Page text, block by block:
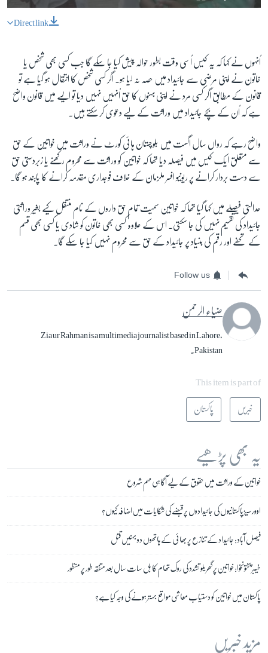
Direct link
اُنہوں نے کہا کہ یہ کیس اُسی وقت بطور حوالہ پیش کیا جا سکے گا جب کسی بھی شخص یا
خاتون نے اپنی مرضی سے جائیداد میں حصہ نہ لیا ہو۔ اگر کسی شخص کا انتقال ہو گیا ہے تو
قانون کے مطابق اگر کسی مرد نے اپنی بہنوں کا حق اُنہیں نہیں دیا تو ایسے میں قانون واضح
ہے کہ اُن کے بچے جائیداد میں وراثت کے لیے دعوٰی کر سکتے ہیں۔
واضح رہے کہ رواں سال اگست میں بلوچستان ہائی کورٹ نے وراثت میں خواتین کے حق
سے متعلق ایک کیس میں فیصلہ دیا تھا کہ خواتین کو وراثت سے محروم رکھنے یا زبردستی حق
سے دست بردار کرانے پر ریونیو افسر ملزمان کے خلاف فوجداری مقدمہ کرانے کا پابند ہو گا۔
عدالتی فیصلے میں کہا گیا تھا کہ خواتین سمیت تمام حق داروں کے نام منتقل کیے بغیر وراثتی
جائیداد کی تقسیم نہیں کی جا سکتی۔ اس کے علاوہ کسی بھی خاتون کو شادی یا کسی بھی قسم
کے تحفے اور رقم کی بنیاد پر جائیداد کے حق سے محروم نہیں کیا جا سکے گا۔
Follow us
ضیاء الرحمن
Zia ur Rahman is a multimedia journalist based in Lahore,
Pakistan.
This item is part of
خبریں پاکستان
یہ بھی پڑھیے
خواتین کے وراثت میں حقوق کے لیے آگاہی مہم شروع
اوورسیز پاکستانیوں کی جائیدادوں پر قبضے کی شکایات میں اضافہ کیوں؟
فیصل آباد: جائیداد کے تنازع پر بھائی کے ہاتھوں دو بہنیں قتل
خیبر پختونخوا: خواتین پر گھریلو تشدد کی روک تھام کا بل سات سال بعد متفقہ طور پر منظور
پاکستان میں خواتین کو دستیاب معاشی مواقع بہتر ہونے کی وجہ کیا ہے؟
مزید خبریں